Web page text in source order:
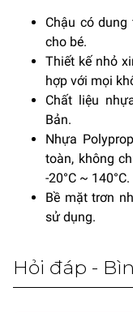
Chậu có
cho bé.
Thiết kế nhỏ
hợp với mọi
Chất liệu
Bản.
Nhựa
toàn, không
-20°C ~ 140°C.
Bề mặt trơn
sử dụng.
Hỏi đáp -